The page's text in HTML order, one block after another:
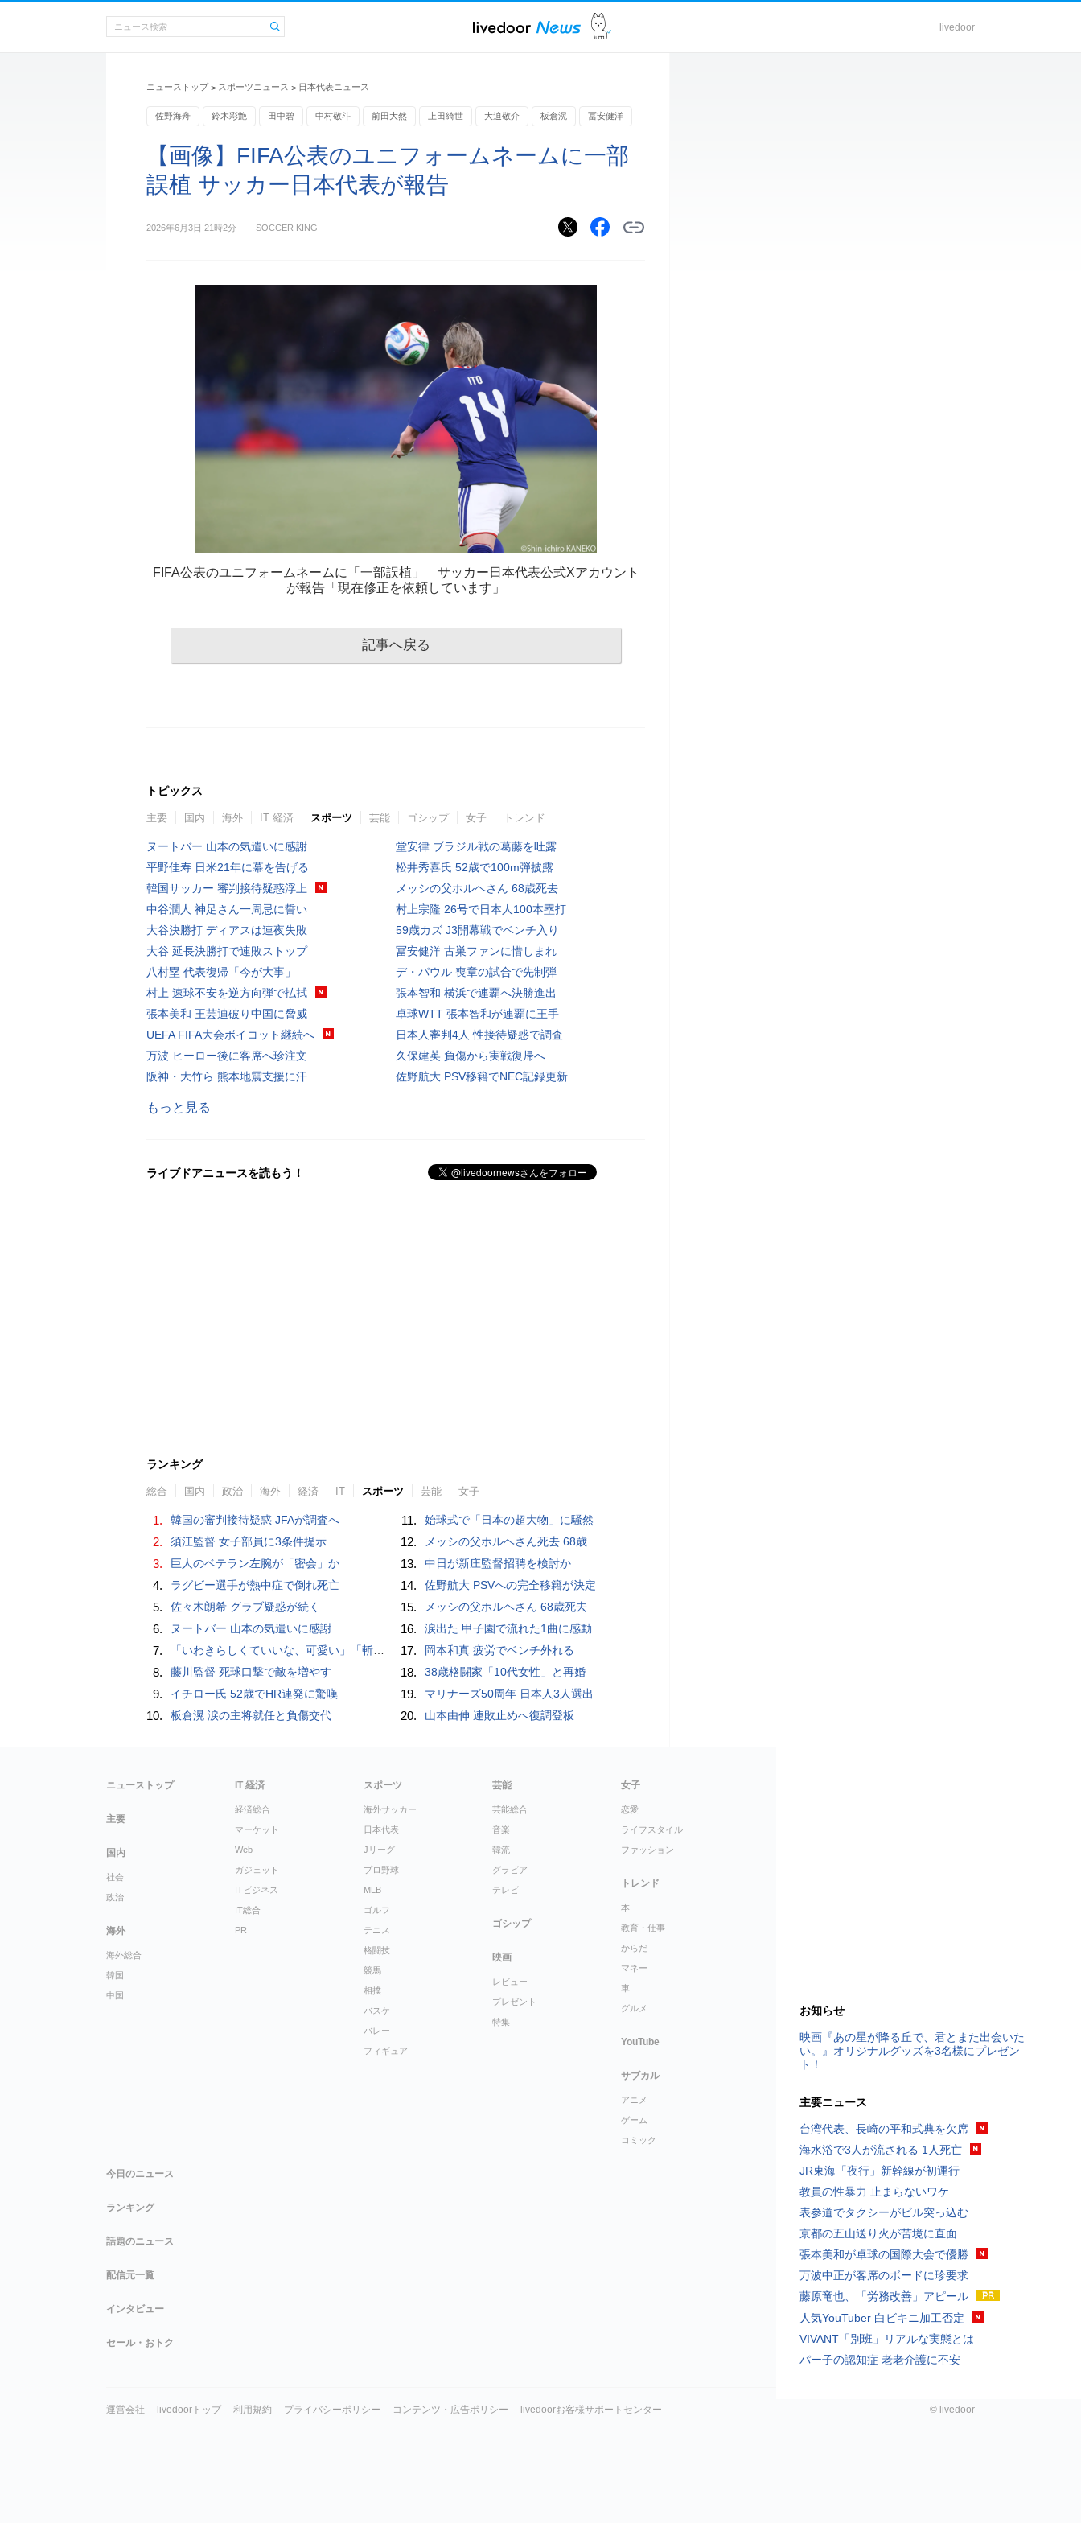
livedoor
ニューストップ > スポーツニュース > 日本代表ニュース
佐野海舟 鈴木彩艶 田中碧 中村敬斗 前田大然 上田綺世 大迫敬介 板倉滉 冨安健洋
【画像】FIFA公表のユニフォームネームに一部
誤植 サッカー日本代表が報告
2026年6月3日 21時2分 SOCCER KING
FIFA公表のユニフォームネームに「一部誤植」 サッカー日本代表公式Xアカウント
が報告「現在修正を依頼しています」
記事へ戻る
トピックス
主要 国内 海外 IT 経済 スポーツ 芸能 ゴシップ 女子 トレンド
ヌートバー 山本の気遣いに感謝
平野佳寿 日米21年に幕を告げる
韓国サッカー 審判接待疑惑浮上
中谷潤人 神足さん一周忌に誓い
大谷決勝打 ディアスは連夜失敗
大谷 延長決勝打で連敗ストップ
八村塁 代表復帰「今が大事」
村上 速球不安を逆方向弾で払拭
張本美和 王芸迪破り中国に脅威
UEFA FIFA大会ボイコット継続へ
万波 ヒーロー後に客席へ珍注文
阪神・大竹ら 熊本地震支援に汗
堂安律 ブラジル戦の葛藤を吐露
松井秀喜氏 52歳で100m弾披露
メッシの父ホルヘさん 68歳死去
村上宗隆 26号で日本人100本塁打
59歳カズ J3開幕戦でベンチ入り
冨安健洋 古巣ファンに惜しまれ
デ・パウル 喪章の試合で先制弾
張本智和 横浜で連覇へ決勝進出
卓球WTT 張本智和が連覇に王手
日本人審判4人 性接待疑惑で調査
久保建英 負傷から実戦復帰へ
佐野航大 PSV移籍でNEC記録更新
もっと見る
ライブドアニュースを読もう！
ランキング
総合 国内 政治 海外 経済 IT スポーツ 芸能 女子
1. 韓国の審判接待疑惑 JFAが調査へ
2. 須江監督 女子部員に3条件提示
3. 巨人のベテラン左腕が「密会」か
4. ラグビー選手が熱中症で倒れ死亡
5. 佐々木朗希 グラブ疑惑が続く
6. ヌートバー 山本の気遣いに感謝
7. 「いわきらしくていいな、可愛い」「斬新」初出場初勝利の東日本国際大昌平、アルプス彩ったフラダンス部の応援に反響 部員は感無量「夢を見ているよう」
8. 藤川監督 死球口撃で敵を増やす
9. イチロー氏 52歳でHR連発に驚嘆
10. 板倉滉 涙の主将就任と負傷交代
11. 始球式で「日本の超大物」に騒然
12. メッシの父ホルヘさん死去 68歳
13. 中日が新庄監督招聘を検討か
14. 佐野航大 PSVへの完全移籍が決定
15. メッシの父ホルヘさん 68歳死去
16. 涙出た 甲子園で流れた1曲に感動
17. 岡本和真 疲労でベンチ外れる
18. 38歳格闘家「10代女性」と再婚
19. マリナーズ50周年 日本人3人選出
20. 山本由伸 連敗止めへ復調登板
お知らせ
映画『あの星が降る丘で、君とまた出会いた
い。』オリジナルグッズを3名様にプレゼン
ト！
主要ニュース
台湾代表、長崎の平和式典を欠席
海水浴で3人が流される 1人死亡
JR東海「夜行」新幹線が初運行
教員の性暴力 止まらないワケ
表参道でタクシーがビル突っ込む
京都の五山送り火が苦境に直面
張本美和が卓球の国際大会で優勝
万波中正が客席のボードに珍要求
藤原竜也、「労務改善」アピール
人気YouTuber 白ビキニ加工否定
VIVANT「別班」リアルな実態とは
パー子の認知症 老老介護に不安
ニューストップ
主要
国内
社会
政治
海外
海外総合
韓国
中国
IT 経済
経済総合
マーケット
Web
ガジェット
ITビジネス
IT総合
PR
スポーツ
海外サッカー
日本代表
Jリーグ
プロ野球
MLB
ゴルフ
テニス
格闘技
競馬
相撲
バスケ
バレー
フィギュア
芸能
芸能総合
音楽
韓流
グラビア
テレビ
ゴシップ
映画
レビュー
プレゼント
特集
女子
恋愛
ライフスタイル
ファッション
トレンド
本
教育・仕事
からだ
マネー
車
グルメ
YouTube
サブカル
アニメ
ゲーム
コミック
今日のニュース
ランキング
話題のニュース
配信元一覧
インタビュー
セール・おトク
運営会社 livedoorトップ 利用規約 プライバシーポリシー コンテンツ・広告ポリシー livedoorお客様サポートセンター © livedoor